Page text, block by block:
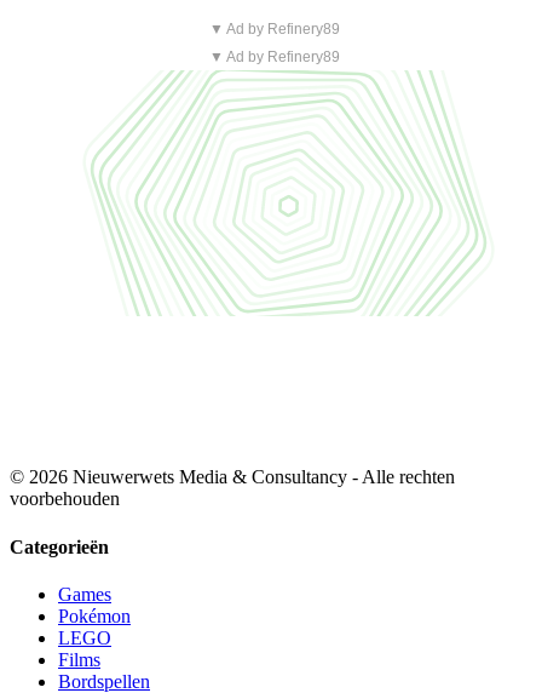
▼ Ad by Refinery89
▼ Ad by Refinery89
© 2026 Nieuwerwets Media & Consultancy - Alle rechten
voorbehouden
Categorieën
Games
Pokémon
LEGO
Films
Bordspellen